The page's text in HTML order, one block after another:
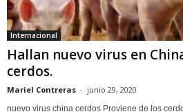
Internacional
Hallan nuevo virus en
cerdos.
Mariel Contreras - junio 29, 2020
nuevo virus china cerdos Proviene de los